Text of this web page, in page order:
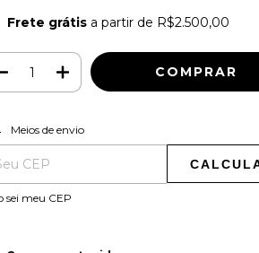
Frete grátis a partir de R$2.500,00
para o CEP:
Meios de envio
sei meu CEP